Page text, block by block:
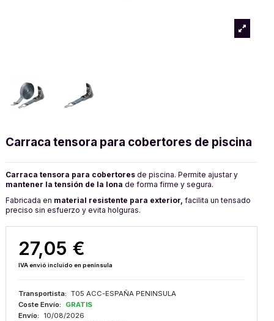
Carraca tensora para cobertores de piscina
Carraca tensora para cobertores de piscina. Permite ajustar y
mantener la tensión de la lona de forma firme y segura.
Fabricada en material resistente para exterior, facilita un tensado
preciso sin esfuerzo y evita holguras.
27,05 €
IVA envió incluido en península
Transportista: T05 ACC-ESPAÑA PENINSULA
Coste Envío:
GRATIS
Envío:
10/08/2026